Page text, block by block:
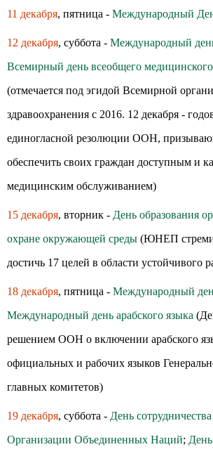
11 декабря, пятница - Международный
12 декабря, суббота - Международный
Всемирный день всеобщего
(отмечается под эгидой Всемирной
здравоохранения с 2016. 12 декабря -
единогласной резолюции ООН,
обеспечить своих граждан доступным и
медицинским обслуживанием)
15 декабря, вторник - День образования
охране окружающей среды (ЮНЕП
достичь 17 целей в области устойчивого
18 декабря, пятница - Международный
Международный день арабского языка
решением ООН о включении арабского
официальных и рабочих языков
главных комитетов)
19 декабря, суббота - День
Организации Объединенных Наций;